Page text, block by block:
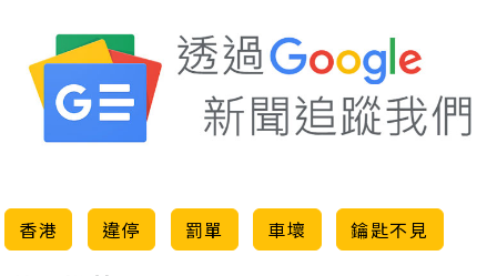
香港 違停 罰單 車壞 鑰匙不見